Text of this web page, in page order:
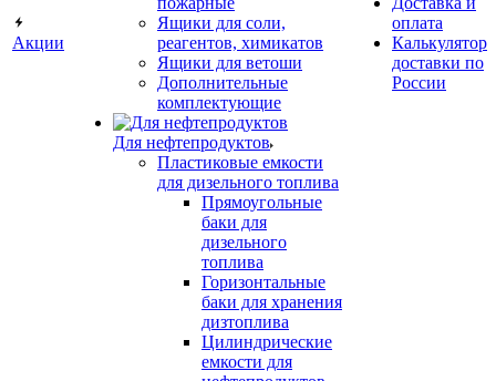
Акции
Ящики для соли,
реагентов, химикатов
Ящики для ветоши
Дополнительные
комплектующие
Для нефтепродуктов
Пластиковые емкости
для дизельного топлива
Прямоугольные
баки для
дизельного
топлива
Горизонтальные
баки для хранения
дизтоплива
Цилиндрические
емкости для
оплата
Калькулятор
доставки по
России